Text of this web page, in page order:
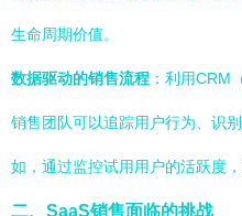
生命周期价值。
数据驱动的销售流程 ：利用CRM
销售团队可以追踪用户行为、识
如，通过监控试用用户的活跃度
二、SaaS销售面临的挑战